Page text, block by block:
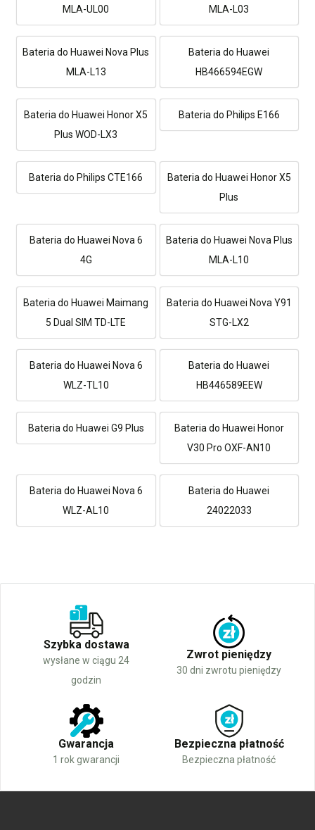
MLA-UL00
MLA-L03
Bateria do Huawei Nova Plus
MLA-L13
Bateria do Huawei
HB466594EGW
Bateria do Huawei Honor X5
Plus WOD-LX3
Bateria do Philips E166
Bateria do Philips CTE166
Bateria do Huawei Honor X5
Plus
Bateria do Huawei Nova 6
4G
Bateria do Huawei Nova Plus
MLA-L10
Bateria do Huawei Maimang
5 Dual SIM TD-LTE
Bateria do Huawei Nova Y91
STG-LX2
Bateria do Huawei Nova 6
WLZ-TL10
Bateria do Huawei
HB446589EEW
Bateria do Huawei G9 Plus
Bateria do Huawei Honor
V30 Pro OXF-AN10
Bateria do Huawei Nova 6
WLZ-AL10
Bateria do Huawei
24022033
Szybka dostawa
wysłane w ciągu 24
godzin
Zwrot pieniędzy
30 dni zwrotu pieniędzy
Gwarancja
1 rok gwarancji
Bezpieczna płatność
Bezpieczna płatność